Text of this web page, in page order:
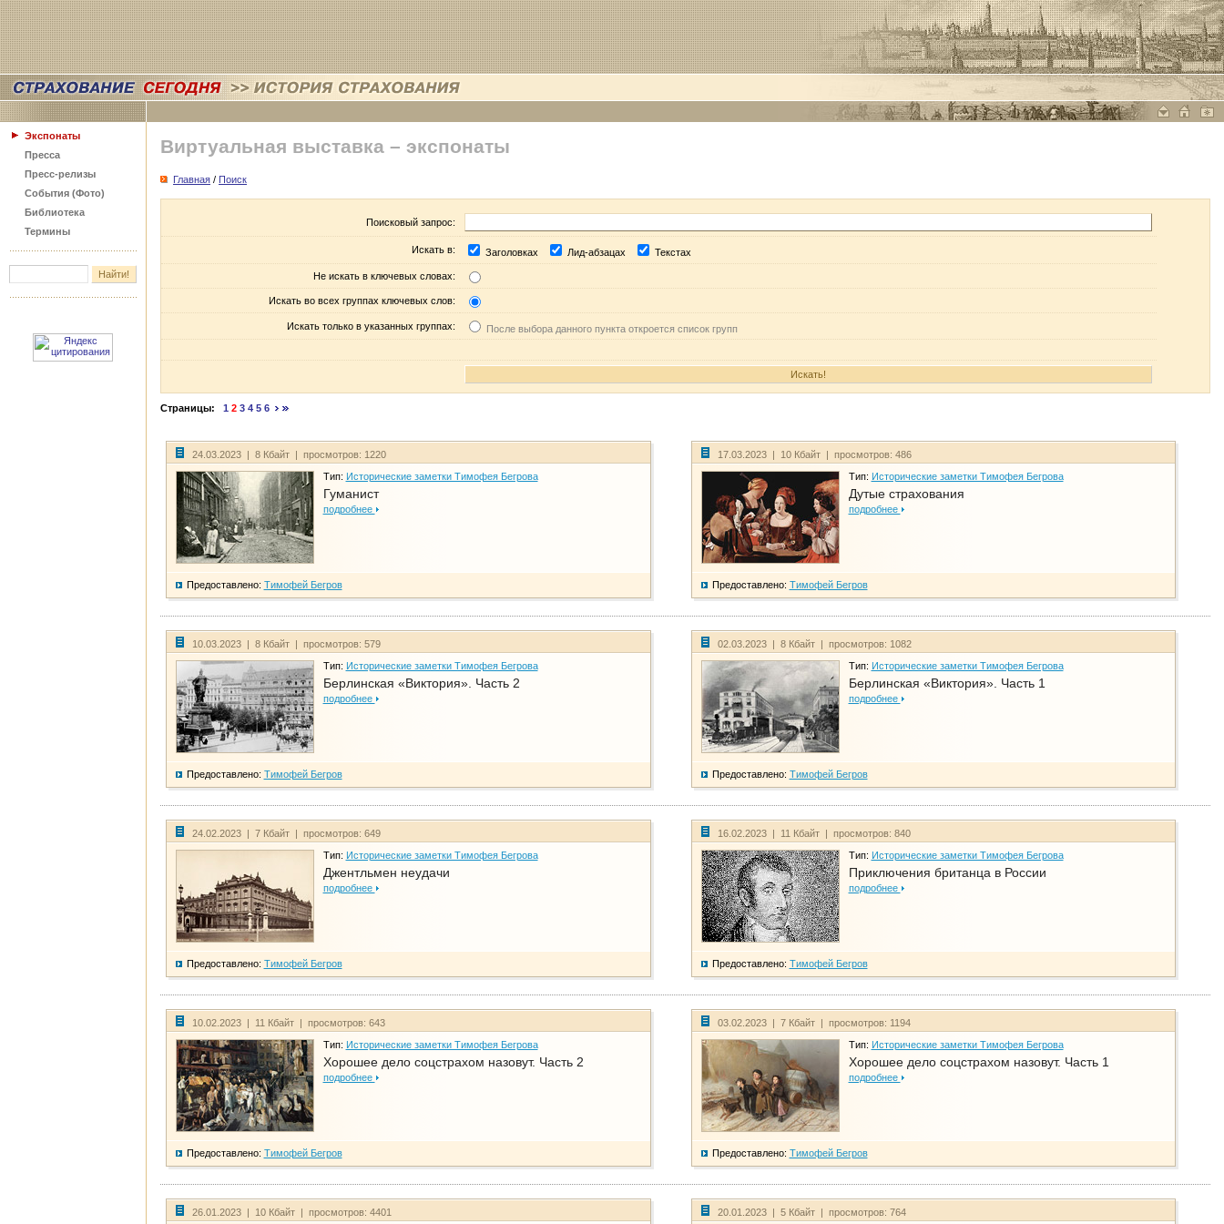
Экспонаты
Пресса
Пресс-релизы
События (Фото)
Библиотека
Термины
Виртуальная выставка – экспонаты
Главная / Поиск
Поисковый запрос:
Искать в: Заголовках Лид-абзацах Текстах
Не искать в ключевых словах:
Искать во всех группах ключевых слов:
Искать только в указанных группах: После выбора данного пункта откроется список групп
Страницы: 1 2 3 4 5 6
24.03.2023 | 8 Кбайт | просмотров: 1220
Тип: Исторические заметки Тимофея Бегрова
Гуманист
подробнее
Предоставлено: Тимофей Бегров
17.03.2023 | 10 Кбайт | просмотров: 486
Тип: Исторические заметки Тимофея Бегрова
Дутые страхования
подробнее
Предоставлено: Тимофей Бегров
10.03.2023 | 8 Кбайт | просмотров: 579
Тип: Исторические заметки Тимофея Бегрова
Берлинская «Виктория». Часть 2
подробнее
Предоставлено: Тимофей Бегров
02.03.2023 | 8 Кбайт | просмотров: 1082
Тип: Исторические заметки Тимофея Бегрова
Берлинская «Виктория». Часть 1
подробнее
Предоставлено: Тимофей Бегров
24.02.2023 | 7 Кбайт | просмотров: 649
Тип: Исторические заметки Тимофея Бегрова
Джентльмен неудачи
подробнее
Предоставлено: Тимофей Бегров
16.02.2023 | 11 Кбайт | просмотров: 840
Тип: Исторические заметки Тимофея Бегрова
Приключения британца в России
подробнее
Предоставлено: Тимофей Бегров
10.02.2023 | 11 Кбайт | просмотров: 643
Тип: Исторические заметки Тимофея Бегрова
Хорошее дело соцстрахом назовут. Часть 2
подробнее
Предоставлено: Тимофей Бегров
03.02.2023 | 7 Кбайт | просмотров: 1194
Тип: Исторические заметки Тимофея Бегрова
Хорошее дело соцстрахом назовут. Часть 1
подробнее
Предоставлено: Тимофей Бегров
26.01.2023 | 10 Кбайт | просмотров: 4401 20.01.2023 | 5 Кбайт | просмотров: 764